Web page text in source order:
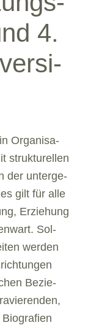
4.
Orga­ni­sa­
struk­tu­rel­len
der unter­ge­
gilt für alle
Erzie­hung
Sol­
wer­den
Bezie­